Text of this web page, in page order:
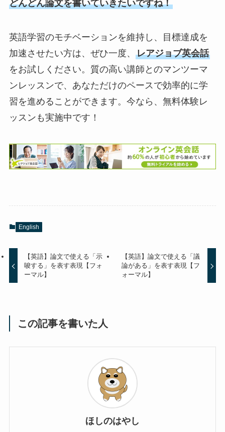
どんどん論文を書いていきたいですね！
英語学習のモチベーションを維持し、目標達成を
加速させたい方は、ぜひ一度、 レアジョブ英会話
をお試しください。質の高い講師とのマンツーマ
ンレッスンで、あなただけのペースで効率的に学
習を進めることができます。今なら、無料体験レ
ッスンも実施中です！
English
【英語】論文で使える「示
唆する」を表す表現【フォ
ーマル】
【英語】論文で使える「議
論がある」を表す表現【フ
ォーマル】
この記事を書いた人
ほしのはやし